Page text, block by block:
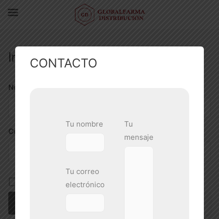
Inicio sesión
Nombre de usuario o correo electrónico
Contraseña
Mantenerme conectado
CONTACTO
Tu nombre
Tu correo
electrónico
Tu
mensaje